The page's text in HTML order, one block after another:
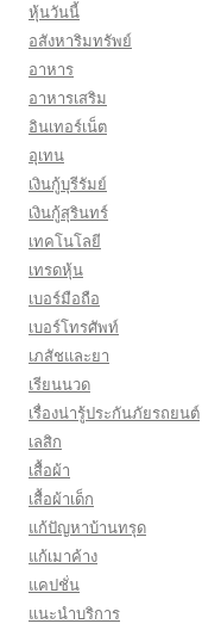
หุ้นวันนี้
อสังหาริมทรัพย์
อาหาร
อาหารเสริม
อินเทอร์เน็ต
อุเทน
เงินกู้บุรีรัมย์
เงินกู้สุรินทร์
เทคโนโลยี
เทรดหุ้น
เบอร์มือถือ
เบอร์โทรศัพท์
เภสัชและยา
เรียนนวด
เรื่องน่ารู้ประกันภัยรถยนต์
เลสิก
เสื้อผ้า
เสื้อผ้าเด็ก
แก้ปัญหาบ้านทรุด
แก้เมาค้าง
แคปชั่น
แนะนำบริการ